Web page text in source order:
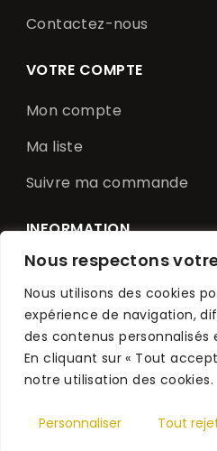
Nous respectons
Nous utilisons des cookies
expérience de navigation,
des contenus
En cliquant sur « Tout
notre utilisation des cookies.
Personnaliser Tout
Contactez-nous
VOTRE COMPTE
Mon compte
Ma liste
Suivre ma commande
INFORMATION
CGU
Mentions légales
Politique de
© Maktaba Madinah.